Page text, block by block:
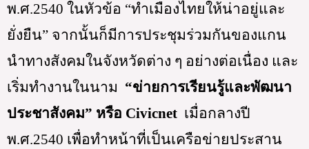
พ.ศ.2540 ในหัวข้อ “ทำเมืองไทยให้น่าอยู่และ
ยั่งยืน” จากนั้นก็มีการประชุมร่วมกันของแกน
นำทางสังคมในจังหวัดต่าง ๆ อย่างต่อเนื่อง และ
เริ่มทำงานในนาม “ข่ายการเรียนรู้และพัฒนา
ประชาสังคม” หรือ Civicnet เมื่อกลางปี
พ.ศ.2540 เพื่อทำหน้าที่เป็นเครือข่ายประสาน